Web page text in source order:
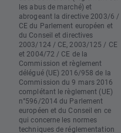
les abus de marché) et
abrogeant la directive 2003/6 /
CE du Parlement européen et
du Conseil et directives
2003/124 / CE, 2003/125 / CE
et 2004/72 / CE de la
Commission et règlement
délégué (UE) 2016/958 de la
Commission du 9 mars 2016
complétant le règlement (UE)
n°596/2014 du Parlement
européen et du Conseil en ce
qui concerne les normes
techniques de réglementation